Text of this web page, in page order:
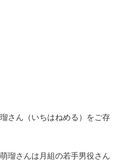
さん（いちはねめる）をご存
瑠さんは月組の若手男役さん